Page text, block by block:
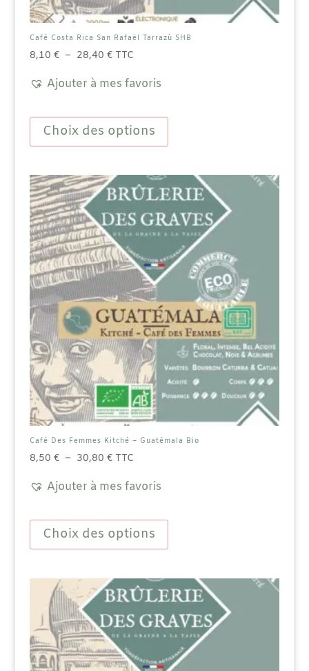
Café Costa Rica San Rafaël Tarrazù SHB
8,10 € – 28,40 €Plage
prix :
à
28,40 €
TTC
Ajouter à mes favoris
Choix des options
produit
plusieurs
peuvent
être
choisies
sur
la
page
du
produit
Café Des Femmes Kitché – Guatémala Bio
8,50 € – 30,80 €Plage
prix :
à
30,80 €
TTC
Ajouter à mes favoris
Choix des options
plusieurs
peuvent
choisies
sur
page
du